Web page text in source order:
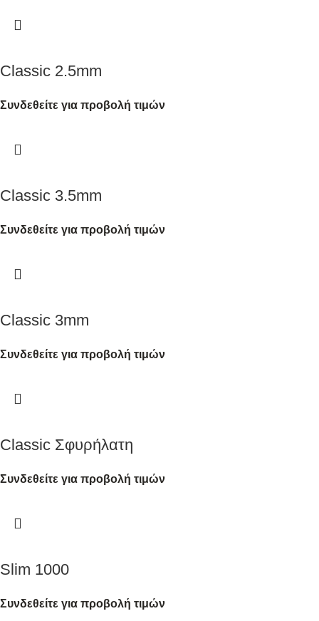
Classic 2.5mm
Συνδεθείτε για προβολή τιμών
Classic 3.5mm
Συνδεθείτε για προβολή τιμών
Classic 3mm
Συνδεθείτε για προβολή τιμών
Classic Σφυρήλατη
Συνδεθείτε για προβολή τιμών
Slim 1000
Συνδεθείτε για προβολή τιμών